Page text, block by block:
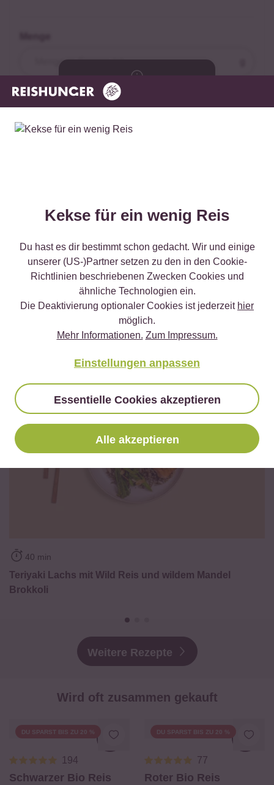
Wähle zuerst
deine Zubereitungsmethode
Jetzt kaufen
40 min
Teriyaki Lachs mit Wild Reis und wildem Mandel
Brokkoli
Weitere Rezepte
Wird oft zusammen gekauft
DU SPARST BIS ZU 20 %
194
Schwarzer Bio Reis
DU SPARST BIS ZU 20 %
77
Roter Bio Reis
Kekse für ein wenig Reis
Du hast es dir bestimmt schon gedacht. Wir und einige
unserer (US-)Partner setzen zu den in den Cookie-
Richtlinien beschriebenen Zwecken Cookies und
ähnliche Technologien ein.
Die Deaktivierung optionaler Cookies ist jederzeit hier
möglich.
Mehr Informationen. Zum Impressum.
Einstellungen anpassen
Essentielle Cookies akzeptieren
Alle akzeptieren